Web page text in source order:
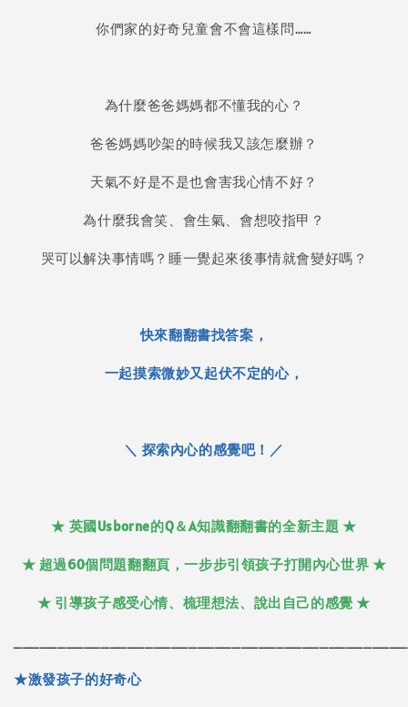
你們家的好奇兒童會不會這樣問……
為什麼爸爸媽媽都不懂我的心？
爸爸媽媽吵架的時候我又該怎麼辦？
天氣不好是不是也會害我心情不好？
為什麼我會笑、會生氣、會想咬指甲？
哭可以解決事情嗎？睡一覺起來後事情就會變好嗎？
快來翻翻書找答案，
一起摸索微妙又起伏不定的心，
＼ 探索內心的感覺吧！／
★ 英國Usborne的Q＆A知識翻翻書的全新主題 ★
★ 超過60個問題翻翻頁，一步步引領孩子打開內心世界 ★
★ 引導孩子感受心情、梳理想法、說出自己的感覺 ★
★激發孩子的好奇心